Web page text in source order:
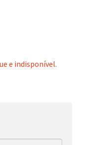
e indisponível.